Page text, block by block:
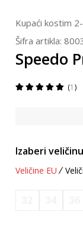
Kupaći kostim
Šifra artikla:
Speedo
1
Izaberi
Veličine EU